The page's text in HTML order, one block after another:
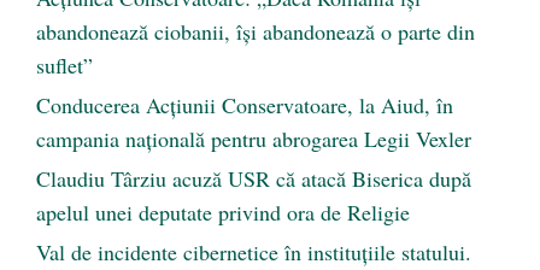
abandonează ciobanii, își abandonează o parte din
suflet”
Conducerea Acțiunii Conservatoare, la Aiud, în
campania națională pentru abrogarea Legii Vexler
Claudiu Târziu acuză USR că atacă Biserica după
apelul unei deputate privind ora de Religie
Val de incidente cibernetice în instituțiile statului.